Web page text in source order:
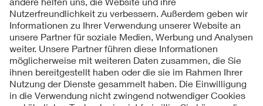
Kontakt